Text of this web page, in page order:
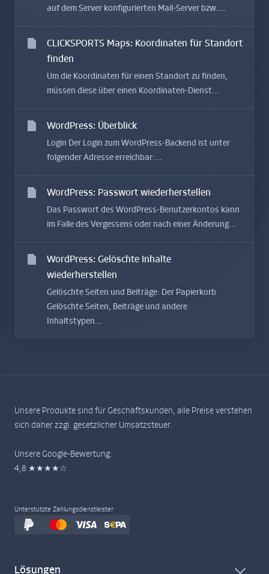
auf dem Server konfigurierten Mail-Server bzw....
CLICKSPORTS Maps: Koordinaten für Standort
finden
Um die Koordinaten für einen Standort zu finden,
müssen diese über einen Koordinaten-Dienst...
WordPress: Überblick
Login Der Login zum WordPress-Backend ist unter
folgender Adresse erreichbar:...
WordPress: Passwort wiederherstellen
Das Passwort des WordPress-Benutzerkontos kann
im Falle des Vergessens oder nach einer Änderung...
WordPress: Gelöschte Inhalte
wiederherstellen
Gelöschte Seiten und Beiträge: Der Papierkorb
Gelöschte Seiten, Beiträge und andere
Inhaltstypen...
Unsere Produkte sind für Geschäftskunden, alle Preise verstehen
sich daher zzgl. gesetzlicher Umsatzsteuer.
Unsere Google-Bewertung:
4,8 ★★★★☆
Unterstützte Zahlungsdienstleister
Lösungen